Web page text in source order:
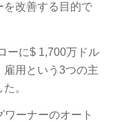
を改善する目的で
ーに$ 1,700万ドル
雇用という3つの主
。
ワーナーのオート